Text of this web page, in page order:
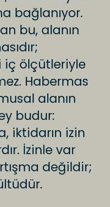
bağlanıyor.
bu, alanın
iç ölçütleriyle
Habermas
alanın
budur:
iktidarın izin
İzinle var
değildir;